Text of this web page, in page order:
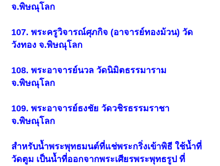
จ.พิษณุโลก
107. พระครูวิจารณ์ศุภกิจ (อาจารย์ทองม้วน) วัด
วังทอง จ.พิษณุโลก
108. พระอาจารย์นวล วัดนิมิตธรรมาราม
จ.พิษณุโลก
109. พระอาจารย์ธงชัย วัดวชิรธรรมราชา
จ.พิษณุโลก
สำหรับน้ำพระพุทธมนต์ที่แช่พระกริ่งเข้าพิธี ใช้น้ำที่
วัดตูม เป็นน้ำที่ออกจากพระเศียรพระพุทธรูป ที่